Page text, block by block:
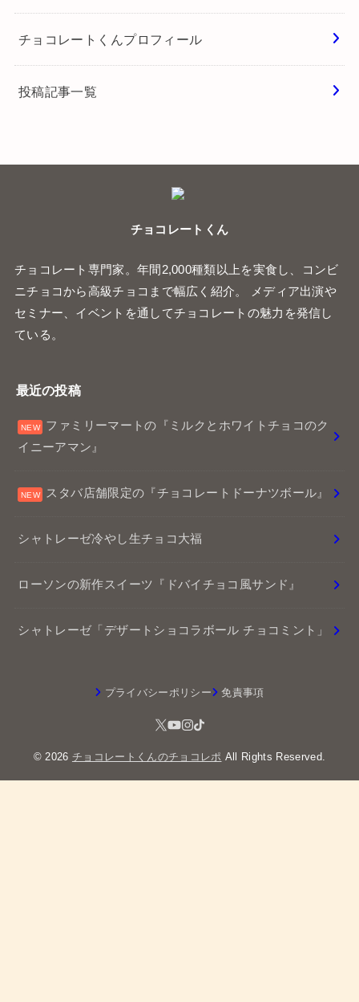
チョコレートくんプロフィール
投稿記事一覧
チョコレートくん
チョコレート専門家。年間2,000種類以上を実食し、コンビ
ニチョコから高級チョコまで幅広く紹介。 メディア出演や
セミナー、イベントを通してチョコレートの魅力を発信し
ている。
最近の投稿
ファミリーマートの『ミルクとホワイトチョコのク
イニーアマン』
スタバ店舗限定の『チョコレートドーナツボール』
シャトレーゼ冷やし生チョコ大福
ローソンの新作スイーツ『ドバイチョコ風サンド』
シャトレーゼ「デザートショコラボール チョコミント」
プライバシーポリシー 免責事項
© 2026 チョコレートくんのチョコレポ All Rights Reserved.